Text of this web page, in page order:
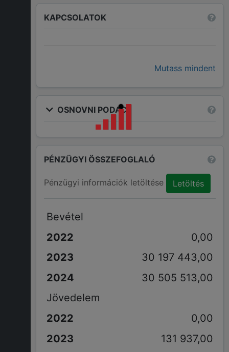
KAPCSOLATOK
Mutass mindent
OSNOVNI PODACI
PÉNZÜGYI ÖSSZEFOGLALÓ
Pénzügyi információk letöltése Letöltés
Bevétel
0,00
30 197 443,00
30 505 513,00
Jövedelem
0,00
131 937,00